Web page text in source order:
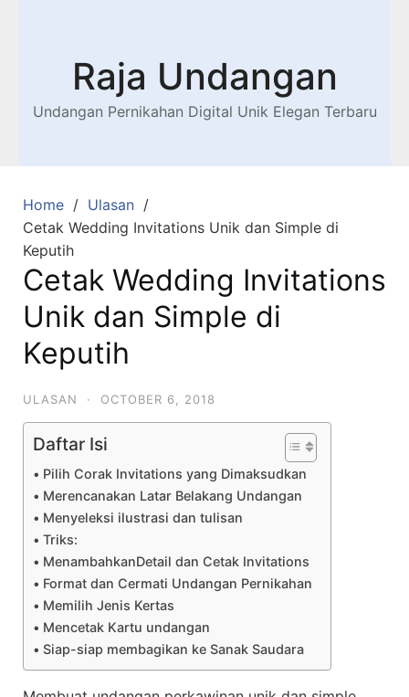
Raja Undangan
Undangan Pernikahan Digital Unik Elegan Terbaru
Home
Ulasan
Cetak Wedding Invitations Unik dan Simple di
Keputih
Cetak Wedding Invitations
Unik dan Simple di
Keputih
ULASAN · OCTOBER 6, 2018
Daftar Isi
Pilih Corak Invitations yang Dimaksudkan
Merencanakan Latar Belakang Undangan
Menyeleksi ilustrasi dan tulisan
Triks:
MenambahkanDetail dan Cetak Invitations
Format dan Cermati Undangan Pernikahan
Memilih Jenis Kertas
Mencetak Kartu undangan
Siap-siap membagikan ke Sanak Saudara